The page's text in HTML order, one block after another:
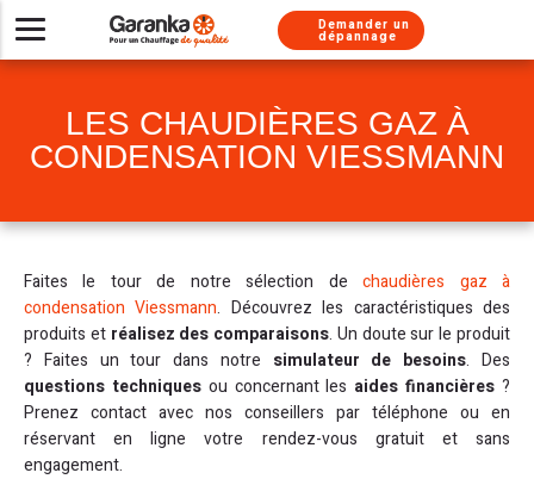
Aller au menu
Aller au contenuDemander un
dépannage
Chaudière gaz
Pompe à chaleur
Chaudière fioul
Chauffe eau gaz
Climatisation
Adoucisseur
Chauffe-eau solaire
Chaudière gaz
Chauffe-eau gaz
Pompe à chaleur
Chaudière fioul
Chauffe-eau solaire
Climatisation
Besoin de conseils
Chaudière gaz
Pompe à chaleur
Chauffe-eau gaz
Installation chauffe-eau thermodynamique
Installation Thermostat
Simulateur chaudière
Pompes à chaleur
Climatisations réversibles
Nos métiers
Nos services
Nos labels
Nos engagements
Presse
LES CHAUDIÈRES GAZ À
CONDENSATION VIESSMANN
Faites le tour de notre sélection dechaudières gaz à
condensation Viessmann. Découvrez les caractéristiques des
produits et réalisez des comparaisons. Un doute sur le produit
? Faites un tour dans notre simulateur de besoins. Des
questions techniques ou concernant les aides financières ?
Prenez contact avec nos conseillers par téléphone ou en
réservant en ligne votre rendez-vous gratuit et sans
engagement.